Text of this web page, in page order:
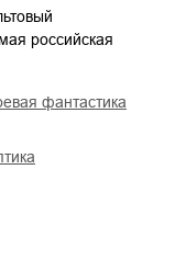
российская
фантастика